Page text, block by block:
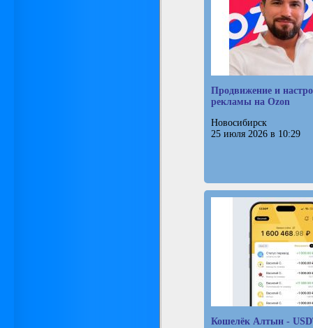
Продвижение и
рекламы на Ozon
Новосибирск
25 июля 2026 в 10:29
Кошелёк Алтын -